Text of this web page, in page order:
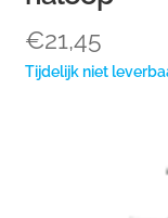
Overig
€21,45
Tijdelijk niet